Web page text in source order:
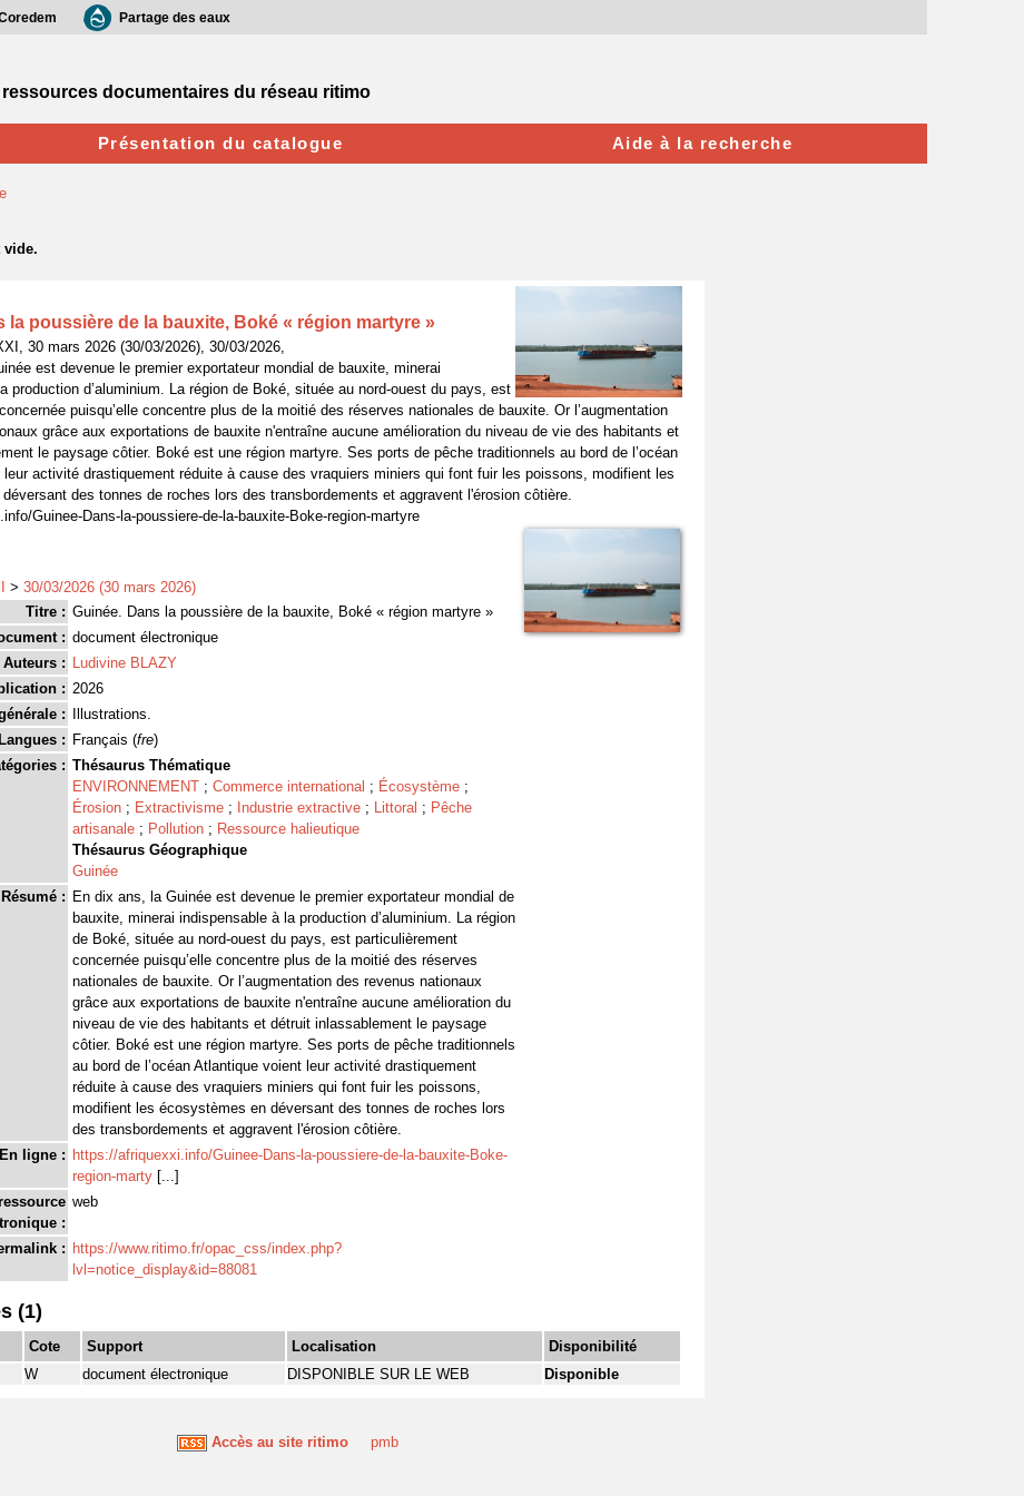
la poussière de la bauxite, Boké « région martyre »
30 mars 2026 (30/03/2026), 30/03/2026,
est devenue le premier exportateur mondial de bauxite, minerai
production d’aluminium. La région de Boké, située au nord-ouest du pays, est
puisqu’elle concentre plus de la moitié des réserves nationales de bauxite. Or l’augmentation
grâce aux exportations de bauxite n'entraîne aucune amélioration du niveau de vie des habitants et
le paysage côtier. Boké est une région martyre. Ses ports de pêche traditionnels au bord de l’océan
activité drastiquement réduite à cause des vraquiers miniers qui font fuir les poissons, modifient les
des tonnes de roches lors des transbordements et aggravent l'érosion côtière.
Guinee-Dans-la-poussiere-de-la-bauxite-Boke-region-martyre
> 30/03/2026 (30 mars 2026)
Titre : Guinée. Dans la poussière de la bauxite, Boké « région martyre »
: document électronique
Auteurs : Ludivine BLAZY
: 2026
:
Illustrations.
Langues : Français (fre)
: Thésaurus Thématique
ENVIRONNEMENT ; Commerce international ; Écosystème ;
Érosion ; Extractivisme ; Industrie extractive ; Littoral ; Pêche
artisanale ; Pollution ; Ressource halieutique
Thésaurus Géographique
Guinée
Résumé : En dix ans, la Guinée est devenue le premier exportateur mondial de
bauxite, minerai indispensable à la production d’aluminium. La région
de Boké, située au nord-ouest du pays, est particulièrement
concernée puisqu’elle concentre plus de la moitié des réserves
nationales de bauxite. Or l’augmentation des revenus nationaux
grâce aux exportations de bauxite n'entraîne aucune amélioration du
niveau de vie des habitants et détruit inlassablement le paysage
côtier. Boké est une région martyre. Ses ports de pêche traditionnels
au bord de l’océan Atlantique voient leur activité drastiquement
réduite à cause des vraquiers miniers qui font fuir les poissons,
modifient les écosystèmes en déversant des tonnes de roches lors
des transbordements et aggravent l'érosion côtière.
En ligne : https://afriquexxi.info/Guinee-Dans-la-poussiere-de-la-bauxite-Boke-
region-marty [...]
:
web
: https://www.ritimo.fr/opac_css/index.php?
lvl=notice_display&id=88081
(1)
Cote Support Localisation
Disponibilité
W document électronique DISPONIBLE SUR LE WEB Disponible
Accès au site ritimo pmb
Partage des eaux
ressources documentaires du réseau ritimo
Présentation du catalogue Aide à la recherche